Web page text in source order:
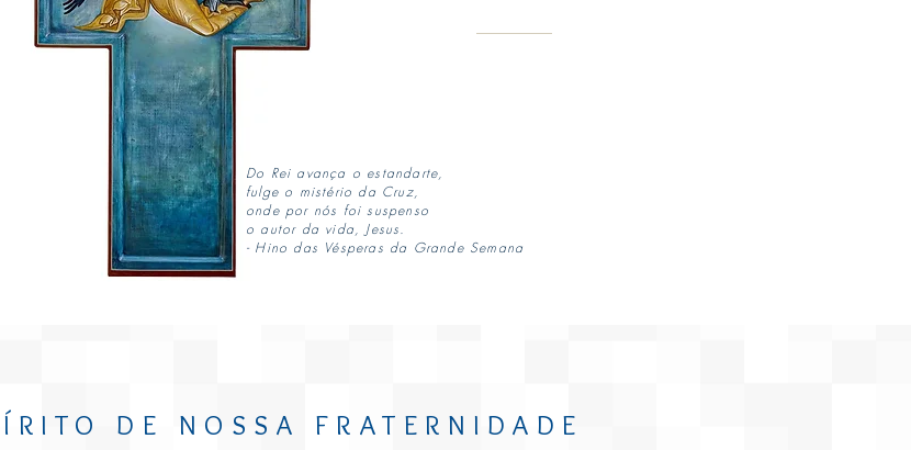
Do Rei avança o estandarte,
fulge o mistério da Cruz,
onde por nós foi suspenso
o autor da vida, Jesus.
- Hino das Vésperas da Grande Semana
DE NOSSA FRATERNIDADE